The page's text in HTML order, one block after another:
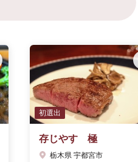
初選出
存じやす 極
栃木県 宇都宮市